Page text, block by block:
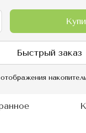
Быстрый заказ